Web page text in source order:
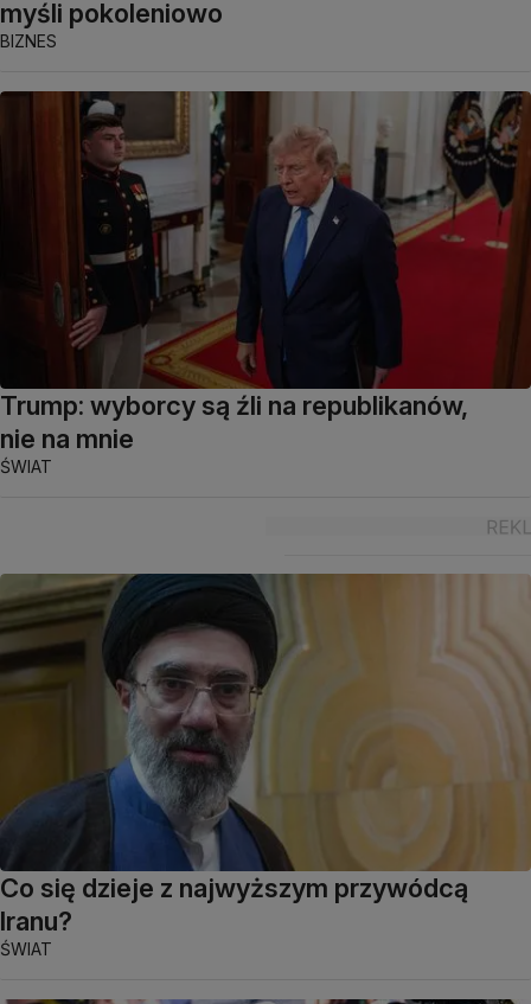
myśli pokoleniowo
BIZNES
Trump: wyborcy są źli na republikanów,
nie na mnie
ŚWIAT
Co się dzieje z najwyższym przywódcą
Iranu?
ŚWIAT